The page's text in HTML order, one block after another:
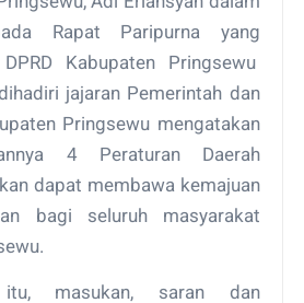
Rapat Paripurna yang
Kabupaten Pringsewu
jajaran Pemerintah dan
Pringsewu mengatakan
4 Peraturan Daerah
dapat membawa kemajuan
bagi seluruh masyarakat
masukan, saran dan